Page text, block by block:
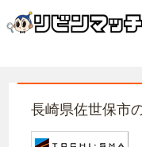
長崎県佐世保市